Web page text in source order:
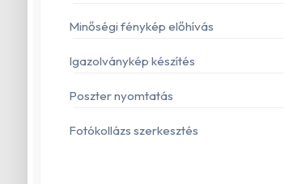
Minőségi fénykép előhívás
Igazolványkép készítés
Poszter nyomtatás
Fotókollázs szerkesztés